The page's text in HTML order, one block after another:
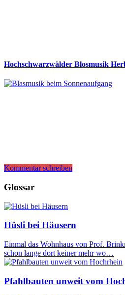
Hochschwarzwälder Blosmusik
Kommentar schreiben
Glossar
Hüsli bei Häusern
Einmal das Wohnhaus von Prof.
schon lange dort keiner mehr wo…
Pfahlbauten unweit vom